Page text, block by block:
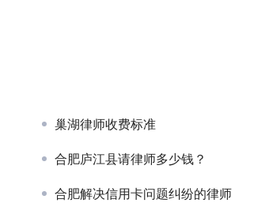
巢湖律师收费标准
合肥庐江县请律师多少钱？
合肥解决信用卡问题纠纷的律师